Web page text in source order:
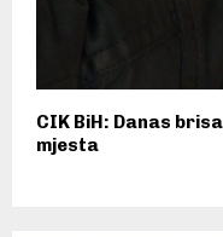
CIK BiH: Danas
mjesta